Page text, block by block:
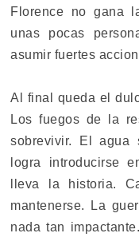
Florence no gana
unas pocas
asumir fuertes
Al final queda el
Los fuegos de la
sobrevivir. El agua
logra introducirse
lleva la historia.
mantenerse. La
nada tan